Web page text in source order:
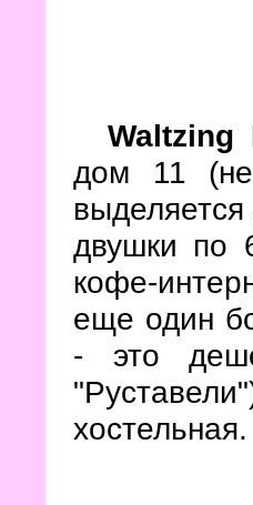
Waltzing
дом 11 (не
двушки по
кофе-
еще один
- это
хостельная.